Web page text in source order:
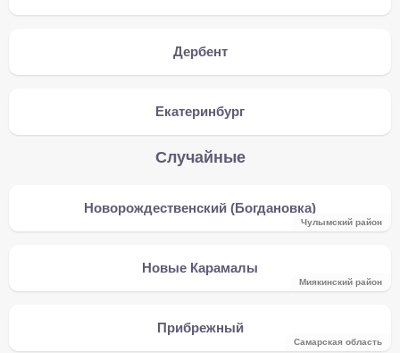
Дербент
Екатеринбург
Случайные
Новорождественский (Богдановка)
Чулымский район
Новые Карамалы
Миякинский район
Прибрежный
Самарская область